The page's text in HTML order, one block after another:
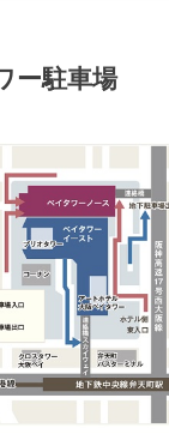
ー駐車場